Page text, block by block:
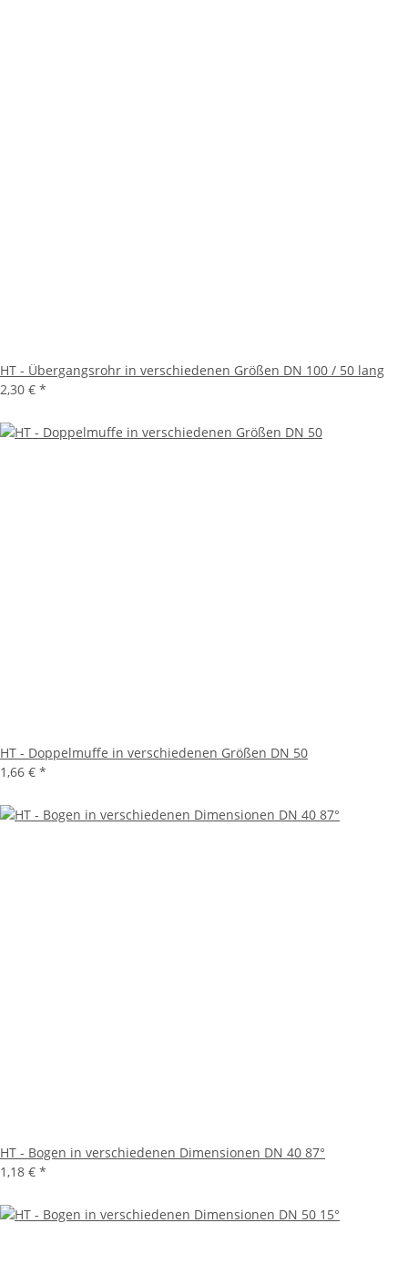
HT - Übergangsrohr in verschiedenen Größen DN 100 / 50 lang
2,30 € *
HT - Doppelmuffe in verschiedenen Größen DN 50
1,66 € *
HT - Bogen in verschiedenen Dimensionen DN 40 87°
1,18 € *